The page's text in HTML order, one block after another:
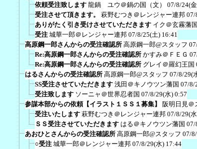
依頼受注致します 龍鍋 ユウ＠鍋の国（文）
07/8/24(
受注させて頂きます。
萩野むつき＠レンジャー連邦 07/
ありがたく引き受けさせていただきます イク＠玄霧藩国
受注 城華一郎＠レンジャー連邦 07/8/25(土) 16:41
高原鋼一郎さんからの受注確認所 高原鋼一郎@スタッフ
Re:高原鋼一郎さんからの受注確認所 かすみ＠ＦＥＧ
Re:高原鋼一郎さんからの受注確認所 グレイ＠羅幻王国
はるさんからの受注確認所 高原鋼一郎@スタッフ 07/8/29(
SS受注させていただきます 浅田＠キノウツン藩国 07/8/
受注致します ソーニャ＠世界忍者国 07/8/29(水) 0:57
参謀本部からの依頼【イラスト１ＳＳ１募集】
阪明日見＠
受注いたします 萩野むつき＠レンジャー連邦 07/8/29(
ＳＳ受注させていただきます はる＠キノウツン藩国 07/
あおひとさんからの受注確認所 高原鋼一郎@スタッフ 07/
○受注 城華一郎＠レンジャー連邦 07/8/29(水) 17:44